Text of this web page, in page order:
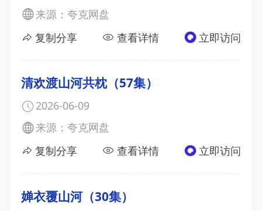
来源：夸克网盘
复制分享
查看详情 立即访问
清欢渡山河共枕（57集）
2026-06-09
来源：夸克网盘
复制分享
查看详情 立即访问
婵衣覆山河（30集）